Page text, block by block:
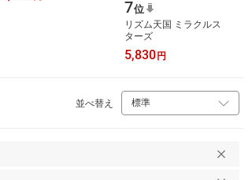
7位
リズム天国 ミラクルス
ターズ
5,830 円
並べ替え